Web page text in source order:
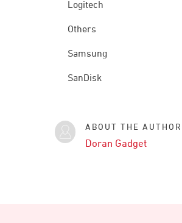
Logitech
Others
Samsung
SanDisk
ABOUT THE AUTHOR
Doran Gadget